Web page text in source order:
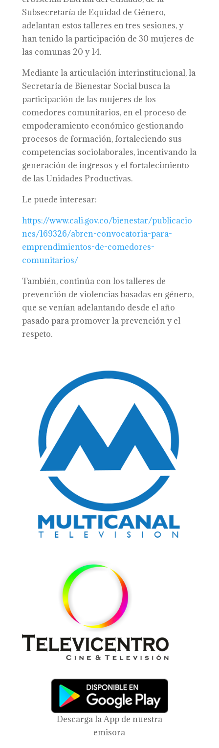
Subsecretaría de Equidad de Género,
adelantan estos talleres en tres sesiones, y
han tenido la participación de 30 mujeres de
las comunas 20 y 14.
Mediante la articulación interinstitucional, la
Secretaría de Bienestar Social busca la
participación de las mujeres de los
comedores comunitarios, en el proceso de
empoderamiento económico gestionando
procesos de formación, fortaleciendo sus
competencias sociolaborales, incentivando la
generación de ingresos y el fortalecimiento
de las Unidades Productivas.
Le puede interesar:
https://www.cali.gov.co/bienestar/publicacio
nes/169326/abren-convocatoria-para-
emprendimientos-de-comedores-
comunitarios/
También, continúa con los talleres de
prevención de violencias basadas en género,
que se venían adelantando desde el año
pasado para promover la prevención y el
respeto.
Descarga la App de nuestra
emisora